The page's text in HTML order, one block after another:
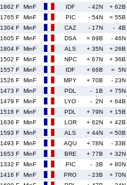
1862 F MinF IDF - 42N + 62B
1765 F MinF PIC - 54N = 55B
1304 F MinF CAZ - 17N - 4B
1605 F MinF DSA = 69B - 46N
1804 F MinF ALS + 35N + 26B
1502 F MinF NPC + 67N + 36B
1557 F MinF IDF + 66B = 5N
1526 F MinF MPY + 70B - 23N
1473 F MinF PDL - 1B + 75N
1479 F MinF LYO - 2N + 64B
1518 F MinF PDL + 79N + 15B
1636 F MinF LOR + 62N + 42B
1593 F MinF ALS + 44N = 50B
1493 F MinF AQU + 78N - 33B
1653 F MinF BRE + 77B + 32N
1332 F MinF PIC - 3B + 80N
1416 F MinF PRO - 23B + 70N